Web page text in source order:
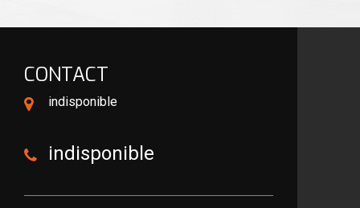
CONTACT
indisponible
indisponible